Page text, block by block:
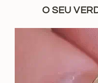
O SEU